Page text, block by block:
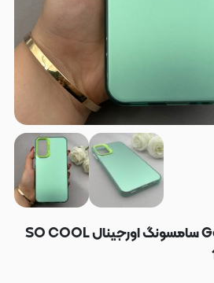
قاب گوشی Galaxy A15 سامسونگ اورجینال SO COOL